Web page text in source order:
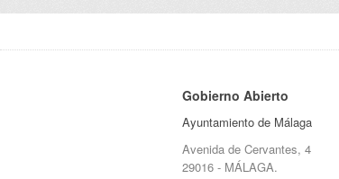
Gobierno Abierto
Ayuntamiento de Málaga
Avenida de Cervantes, 4
29016 - MÁLAGA.